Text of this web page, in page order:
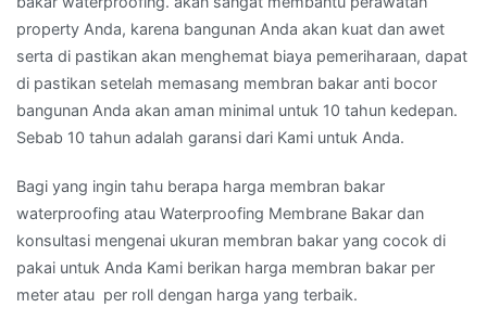
property Anda, karena bangunan Anda akan kuat dan awet
serta di pastikan akan menghemat biaya pemeriharaan, dapat
di pastikan setelah memasang membran bakar anti bocor
bangunan Anda akan aman minimal untuk 10 tahun kedepan.
Sebab 10 tahun adalah garansi dari Kami untuk Anda.
Bagi yang ingin tahu berapa harga membran bakar
waterproofing atau Waterproofing Membrane Bakar dan
konsultasi mengenai ukuran membran bakar yang cocok di
pakai untuk Anda Kami berikan harga membran bakar per
meter atau per roll dengan harga yang terbaik.